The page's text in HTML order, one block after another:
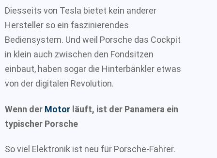
Diesseits von Tesla bietet kein anderer
Hersteller so ein faszinierendes
Bediensystem. Und weil Porsche das Cockpit
in klein auch zwischen den Fondsitzen
einbaut, haben sogar die Hinterbänkler etwas
von der digitalen Revolution.
Wenn der Motor läuft, ist der Panamera ein
typischer Porsche
So viel Elektronik ist neu für Porsche-Fahrer.